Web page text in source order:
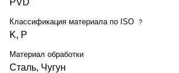
Классификация материала по ISO ?
K, P
Материал обработки
Сталь, Чугун